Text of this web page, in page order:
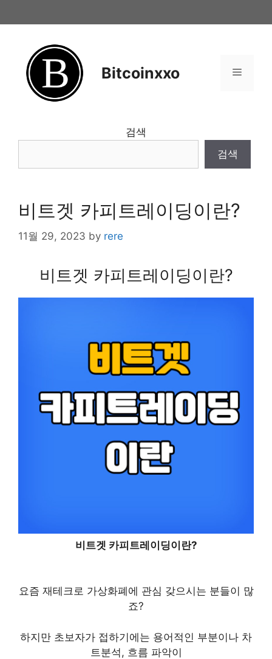
to
Bitcoinxxo Menu
검색
검색
비트겟 카피트레이딩이란?
11월 29, 2023 by rere
비트겟 카피트레이딩이란?
비트겟 카피트레이딩이란?
요즘 재테크로 가상화폐에 관심 갖으시는 분들이 많
죠?
하지만 초보자가 접하기에는 용어적인 부분이나 차
트분석, 흐름 파악이